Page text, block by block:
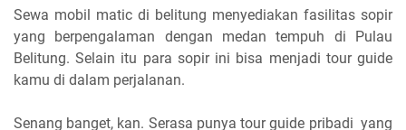
Sewa mobil matic di belitung menyediakan fasilitas sopir
yang berpengalaman dengan medan tempuh di Pulau
Belitung. Selain itu para sopir ini bisa menjadi tour guide
kamu di dalam perjalanan.
Senang banget, kan. Serasa punya tour guide pribadi yang